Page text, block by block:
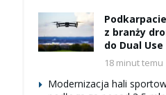
z branży
do Dual
18 minut temu
Modernizacja hali